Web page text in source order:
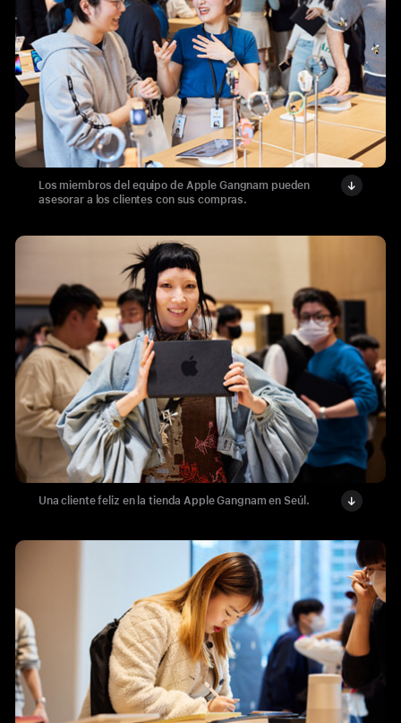
Los miembros del equipo de Apple Gangnam pueden
asesorar a los clientes con sus compras.
Una cliente feliz en la tienda Apple Gangnam en Seúl.